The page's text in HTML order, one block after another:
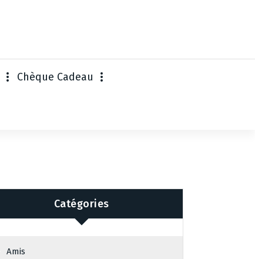
Chèque Cadeau
Catégories
Amis